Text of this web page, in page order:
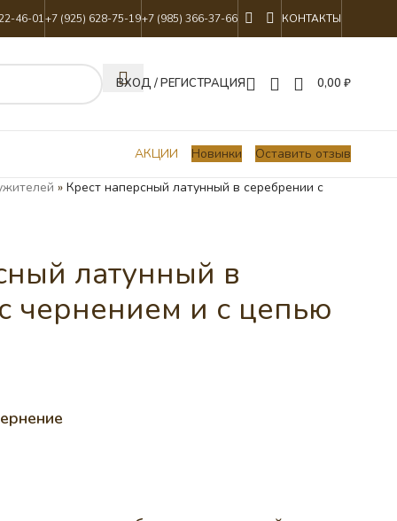
46-01+7 (925) 628-75-19+7 (985) 366-37-66 КОНТАКТЫ
ВХОД / РЕГИСТРАЦИЯ 0,00 ₽
АКЦИИ Новинки
Оставить отзыв
» Крест наперсный латунный в серебрении с
латунный в
чернением и с цепью